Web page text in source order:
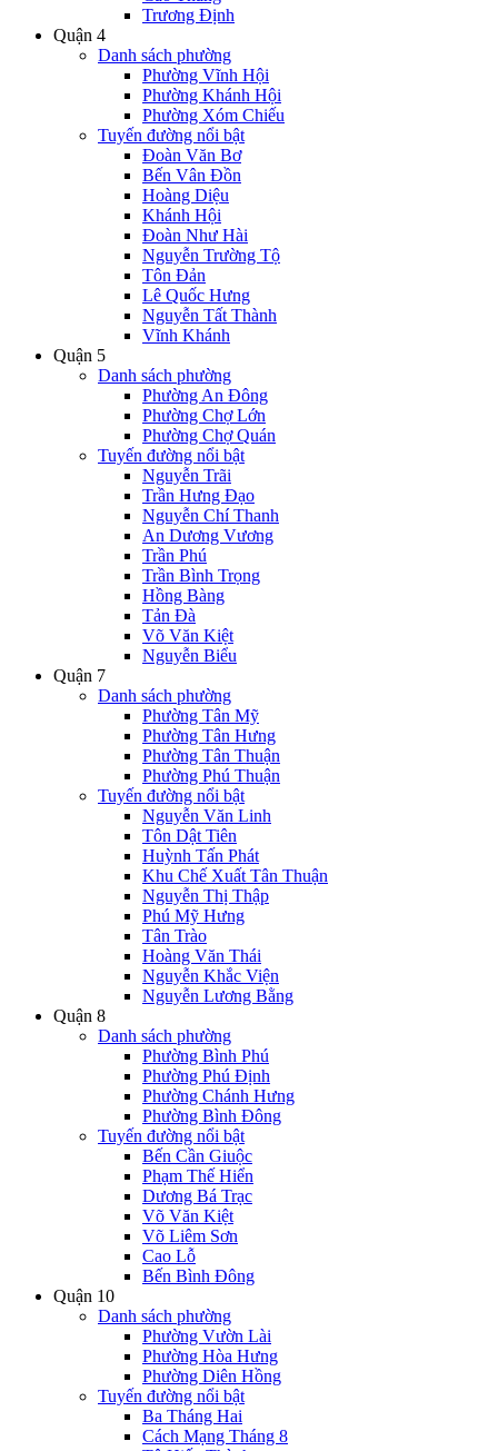
Trương Định
Quận 4
Danh sách phường
Phường Vĩnh Hội
Phường Khánh Hội
Phường Xóm Chiếu
Tuyến đường nổi bật
Đoàn Văn Bơ
Bến Vân Đồn
Hoàng Diệu
Khánh Hội
Đoàn Như Hài
Nguyễn Trường Tộ
Tôn Đản
Lê Quốc Hưng
Nguyễn Tất Thành
Vĩnh Khánh
Quận 5
Danh sách phường
Phường An Đông
Phường Chợ Lớn
Phường Chợ Quán
Tuyến đường nổi bật
Nguyễn Trãi
Trần Hưng Đạo
Nguyễn Chí Thanh
An Dương Vương
Trần Phú
Trần Bình Trọng
Hồng Bàng
Tản Đà
Võ Văn Kiệt
Nguyễn Biểu
Quận 7
Danh sách phường
Phường Tân Mỹ
Phường Tân Hưng
Phường Tân Thuận
Phường Phú Thuận
Tuyến đường nổi bật
Nguyễn Văn Linh
Tôn Dật Tiên
Huỳnh Tấn Phát
Khu Chế Xuất Tân Thuận
Nguyễn Thị Thập
Phú Mỹ Hưng
Tân Trào
Hoàng Văn Thái
Nguyễn Khắc Viện
Nguyễn Lương Bằng
Quận 8
Danh sách phường
Phường Bình Phú
Phường Phú Định
Phường Chánh Hưng
Phường Bình Đông
Tuyến đường nổi bật
Bến Cần Giuộc
Phạm Thế Hiển
Dương Bá Trạc
Võ Văn Kiệt
Võ Liêm Sơn
Cao Lỗ
Bến Bình Đông
Quận 10
Danh sách phường
Phường Vườn Lài
Phường Hòa Hưng
Phường Diên Hồng
Tuyến đường nổi bật
Ba Tháng Hai
Cách Mạng Tháng 8